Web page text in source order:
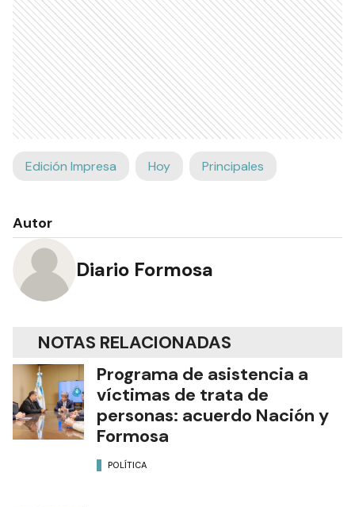
Edición Impresa Hoy Principales
Autor
Diario Formosa
NOTAS RELACIONADAS
Programa de asistencia a
víctimas de trata de
personas: acuerdo Nación y
Formosa
POLÍTICA